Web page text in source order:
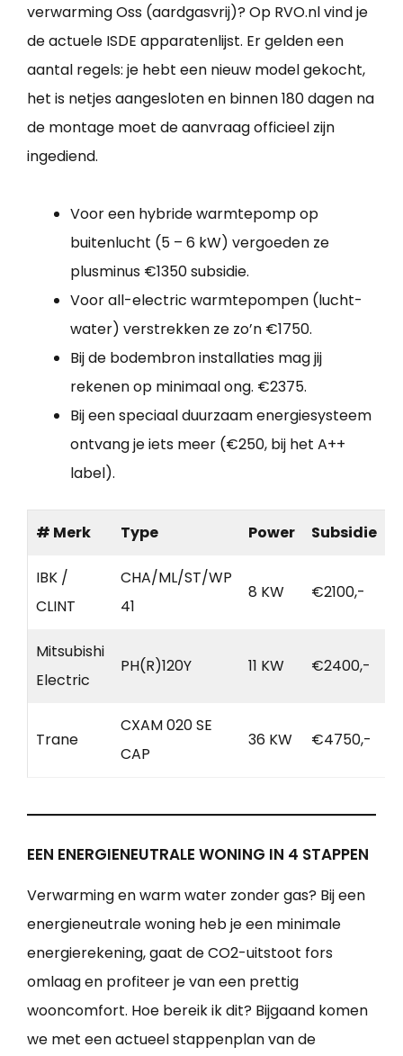
verwarming Oss (aardgasvrij)? Op RVO.nl vind je
de actuele ISDE apparatenlijst. Er gelden een
aantal regels: je hebt een nieuw model gekocht,
het is netjes aangesloten en binnen 180 dagen na
de montage moet de aanvraag officieel zijn
ingediend.
Voor een hybride warmtepomp op
buitenlucht (5 – 6 kW) vergoeden ze
plusminus €1350 subsidie.
Voor all-electric warmtepompen (lucht-
water) verstrekken ze zo’n €1750.
Bij de bodembron installaties mag jij
rekenen op minimaal ong. €2375.
Bij een speciaal duurzaam energiesysteem
ontvang je iets meer (€250, bij het A++
label).
# Merk Type Power Subsidie
IBK /
CLINT
CHA/ML/ST/WP
41
8 KW €2100,-
Mitsubishi
Electric
PH(R)120Y 11 KW €2400,-
Trane
CXAM 020 SE
CAP
36 KW €4750,-
EEN ENERGIENEUTRALE WONING IN 4 STAPPEN
Verwarming en warm water zonder gas? Bij een
energieneutrale woning heb je een minimale
energierekening, gaat de CO2-uitstoot fors
omlaag en profiteer je van een prettig
wooncomfort. Hoe bereik ik dit? Bijgaand komen
we met een actueel stappenplan van de